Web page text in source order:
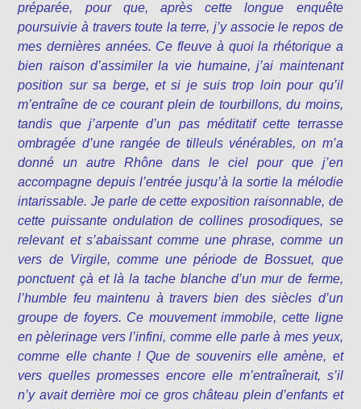
préparée, pour que, après cette longue enquête
poursuivie à travers toute la terre, j’y associe le repos de
mes dernières années. Ce fleuve à quoi la rhétorique a
bien raison d’assimiler la vie humaine, j’ai maintenant
position sur sa berge, et si je suis trop loin pour qu’il
m’entraîne de ce courant plein de tourbillons, du moins,
tandis que j’arpente d’un pas méditatif cette terrasse
ombragée d’une rangée de tilleuls vénérables, on m’a
donné un autre Rhône dans le ciel pour que j’en
accompagne depuis l’entrée jusqu’à la sortie la mélodie
intarissable. Je parle de cette exposition raisonnable, de
cette puissante ondulation de collines prosodiques, se
relevant et s’abaissant comme une phrase, comme un
vers de Virgile, comme une période de Bossuet, que
ponctuent çà et là la tache blanche d’un mur de ferme,
l’humble feu maintenu à travers bien des siècles d’un
groupe de foyers. Ce mouvement immobile, cette ligne
en pèlerinage vers l’infini, comme elle parle à mes yeux,
comme elle chante ! Que de souvenirs elle amène, et
vers quelles promesses encore elle m’entraînerait, s’il
n’y avait derrière moi ce gros château plein d’enfants et